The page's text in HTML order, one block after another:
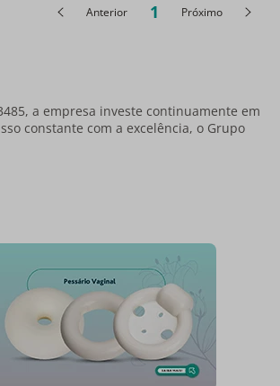
Anterior 1 Próximo
a empresa investe continuamente em
constante com a excelência, o Grupo